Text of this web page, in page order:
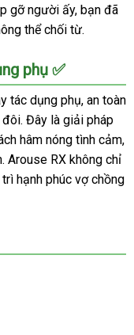
gỡ người ấy, bạn đã
thể chối từ.
phụ ✅
tác dụng phụ, an toàn
Đây là giải pháp
hâm nóng tình cảm,
Arouse RX không chỉ
hạnh phúc vợ chồng